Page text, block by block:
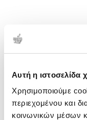
Αυτή η ιστοσελίδα
Χρησιμοποιούμε
περιεχομένου και
κοινωνικών μέσων